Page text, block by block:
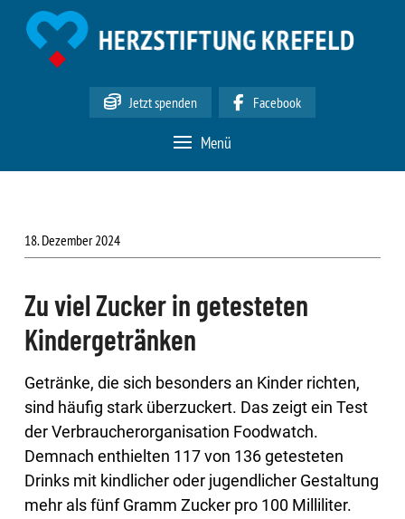
Jetzt spenden Facebook
Menü
18. Dezember 2024
Zu viel Zucker in getesteten
Kindergetränken
Getränke, die sich besonders an Kinder richten,
sind häufig stark überzuckert. Das zeigt ein Test
der Verbraucherorganisation Foodwatch.
Demnach enthielten 117 von 136 getesteten
Drinks mit kindlicher oder jugendlicher Gestaltung
mehr als fünf Gramm Zucker pro 100 Milliliter.